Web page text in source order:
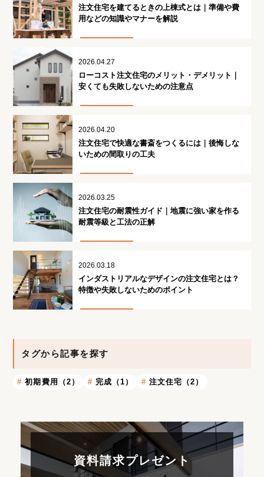
注文住宅を建てるときの上棟式とは｜準備や費
用などの知識やマナーを解説
2026.04.27
ローコスト注文住宅のメリット・デメリット｜
安くても失敗しないための注意点
2026.04.20
注文住宅で快適な書斎をつくるには｜後悔しな
いための間取りの工夫
2026.03.25
注文住宅の耐震性ガイド｜地震に強い家を作る
耐震等級と工法の正解
2026.03.18
インダストリアルなデザインの注文住宅とは？
特徴や失敗しないためのポイント
タグから記事を探す
初期費用（2） 完成（1） 注文住宅（2）
資料請求プレゼント